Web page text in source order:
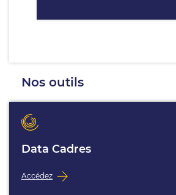
Nos outils
Data Cadres
Accédez